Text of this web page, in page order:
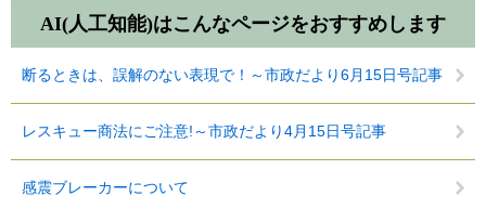
AI(人工知能)はこんなページをおすすめします
断るときは、誤解のない表現で！～市政だより6月15日号記事
レスキュー商法にご注意!～市政だより4月15日号記事
感震ブレーカーについて